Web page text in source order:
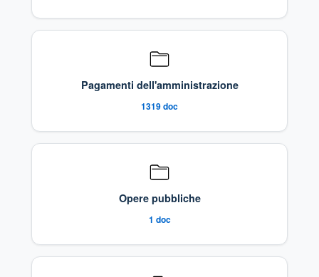
Pagamenti dell'amministrazione
1319doc
Opere pubbliche
1 doc